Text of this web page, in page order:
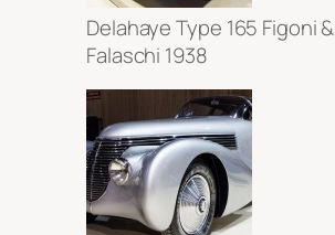
Delahaye Type 165 Figoni &
Falaschi 1938